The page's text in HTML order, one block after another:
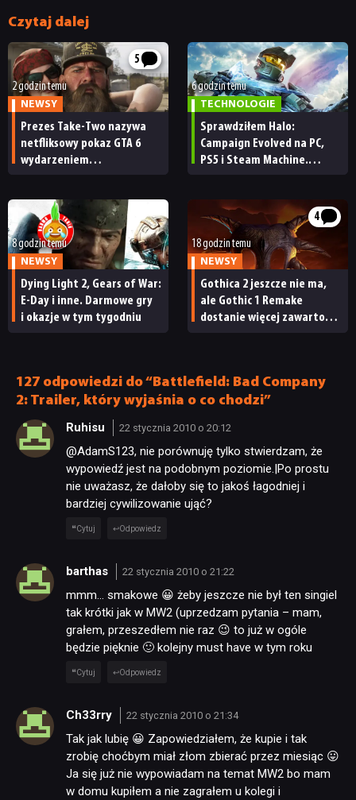
Czytaj dalej
5
2 godzin temu
NEWSY
Prezes Take-Two nazywa
netfliksowy pokaz GTA 6
wydarzeniem
ma subskrybentów
6 godzin temu
TECHNOLOGIE
Sprawdziłem Halo:
Campaign Evolved na PC,
PS5 i Steam Machine.
[RECENZJA TECHNICZNA]
8 godzin temu
NEWSY
Dying Light 2, Gears of War:
E-Day i inne. Darmowe gry
i okazje w tym tygodniu
4
18 godzin temu
NEWSY
Gothica 2 jeszcze nie ma,
ale Gothic 1 Remake
dostanie więcej zawartości.
127 odpowiedzi do “Battlefield: Bad Company
2: Trailer, który wyjaśnia o co chodzi”
Ruhisu 22 stycznia 2010 o 20:12
@AdamS123, nie porównuję tylko stwierdzam, że
wypowiedź jest na podobnym poziomie.|Po prostu
nie uważasz, że dałoby się to jakoś łagodniej i
bardziej cywilizowanie ująć?
Cytuj Odpowiedz
barthas 22 stycznia 2010 o 21:22
mmm… smakowe 😀 żeby jeszcze nie był ten singiel
tak krótki jak w MW2 (uprzedzam pytania – mam,
grałem, przeszedłem nie raz 😉 to już w ogóle
będzie pięknie 🙂 kolejny must have w tym roku
Cytuj Odpowiedz
Ch33rry 22 stycznia 2010 o 21:34
Tak jak lubię 😀 Zapowiedziałem, że kupie i tak
zrobię choćbym miał złom zbierać przez miesiąc 😛
Ja się już nie wypowiadam na temat MW2 bo mam
w domu kupiłem a nie zagrałem u kolegi i